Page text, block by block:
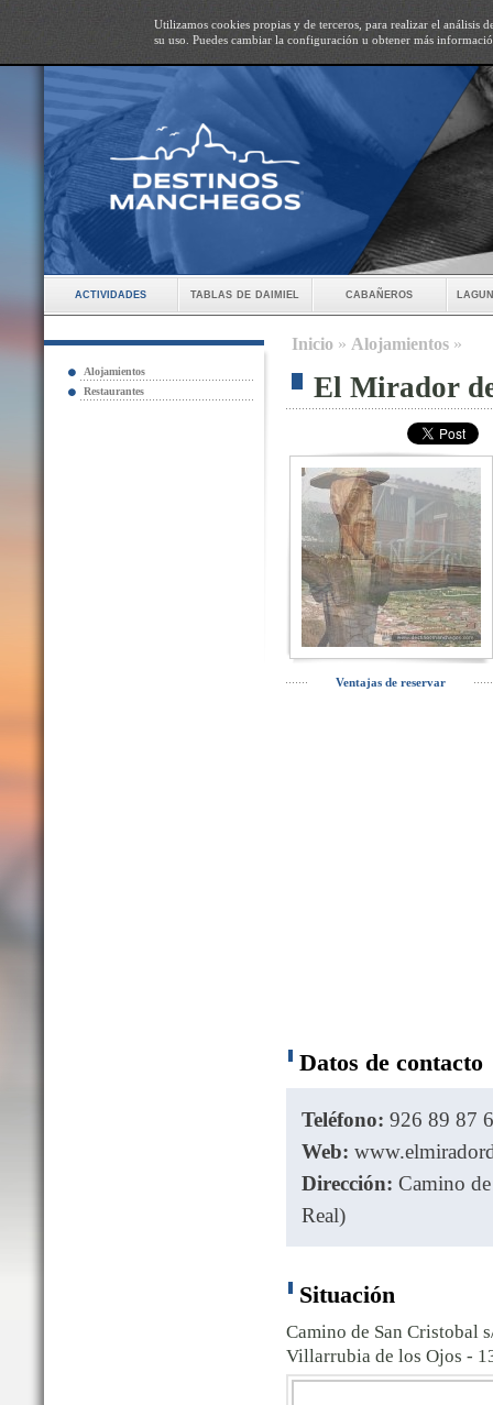
Utilizamos cookies propias y de terceros, para realizar el análisis
su uso. Puedes cambiar la configuración u obtener más
actividades tablas de daimiel cabañeros
Alojamientos
Restaurantes
Inicio » Alojamientos »
El Mirador
Ventajas de reservar
Datos de contacto
Teléfono: 926 89 87
Web:
Dirección: Camino
Real)
Situación
Camino de San Cristobal
Villarrubia de los Ojos -